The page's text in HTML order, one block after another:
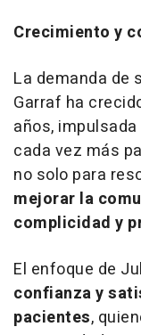
Crecimiento y
La demanda de
Garraf ha
años,
cada vez más
no solo para
mejorar la
complicidad y
El enfoque de
confianza y
pacientes,